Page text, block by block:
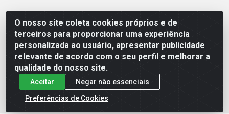
O nosso site coleta cookies próprios e de
terceiros para proporcionar uma experiência
personalizada ao usuário, apresentar publicidade
relevante de acordo com o seu perfil e melhorar a
qualidade do nosso site.
Aceitar
Negar não essenciais
Preferências de Cookies
Comercial Diskpan Ltda - Av. Fernando Antonio, 1911 -
Sotelandia, Cariacica/ES - CEP 29140-669 - CNPJ
02.691.482/0001-07